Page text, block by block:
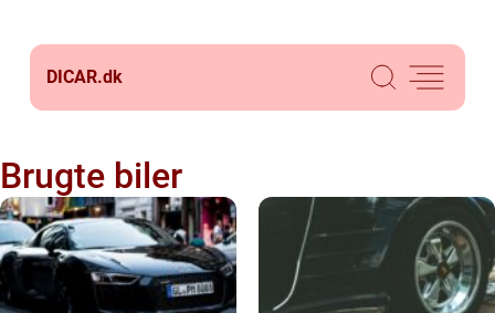
DICAR.dk
Brugte biler